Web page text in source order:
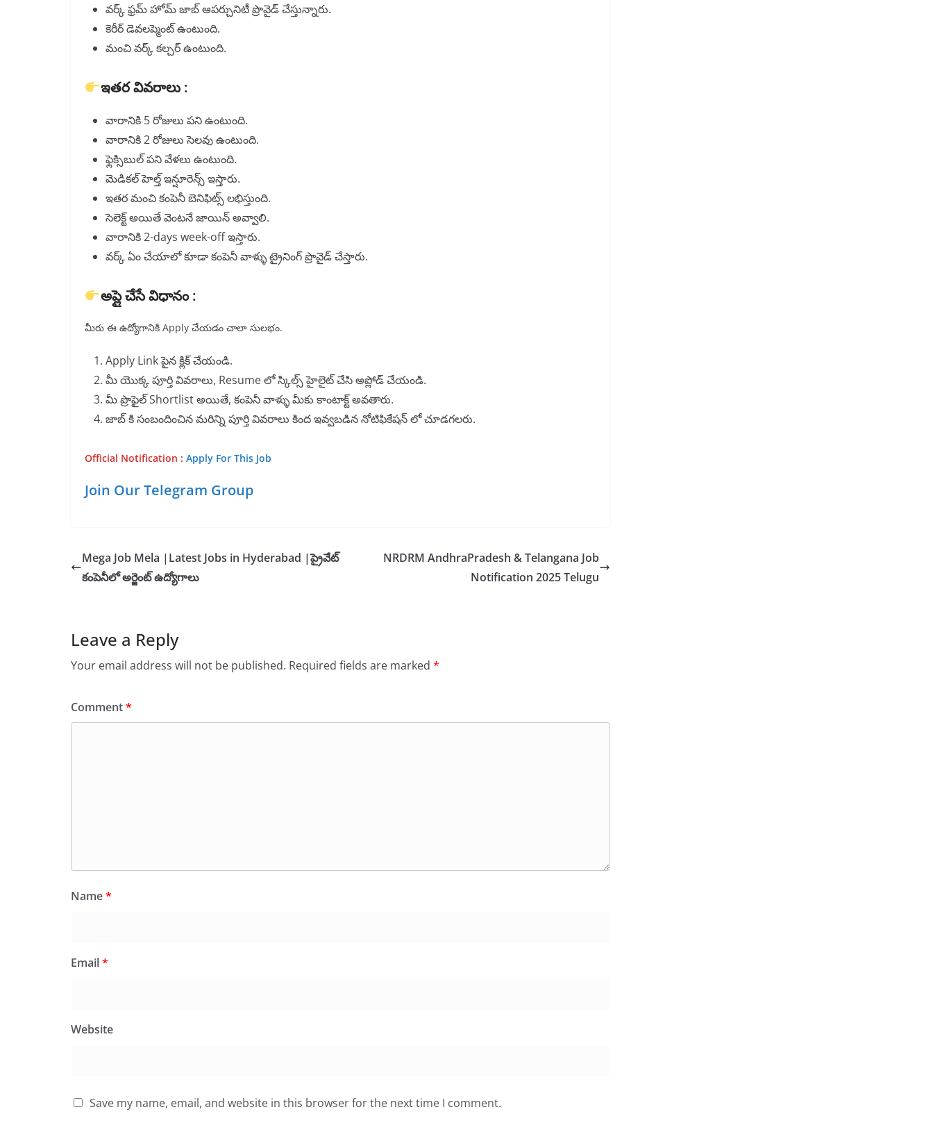
వర్క్ ఫ్రమ్ హోమ్ జాబ్ ఆపర్చునిటీ ప్రొవైడ్ చేస్తున్నారు.
కెరీర్ డెవలప్మెంట్ ఉంటుంది.
మంచి వర్క్ కల్చర్ ఉంటుంది.
ఇతర వివరాలు :
వారానికి 5 రోజులు పని ఉంటుంది.
వారానికి 2 రోజులు సెలవు ఉంటుంది.
ఫ్లెక్సిబుల్ పని వేళలు ఉంటుంది.
మెడికల్ హెల్త్ ఇన్షూరెన్స్ ఇస్తారు.
ఇతర మంచి కంపెనీ బెనిఫిట్స్ లభిస్తుంది.
సెలెక్ట్ అయితే వెంటనే జాయిన్ అవ్వాలి.
వారానికి 2-days week-off ఇస్తారు.
వర్క్ ఏం చేయాలో కూడా కంపెనీ వాళ్ళు ట్రైనింగ్ ప్రొవైడ్ చేస్తారు.
అప్లై చేసే విధానం :
మీరు ఈ ఉద్యోగానికి Apply చేయడం చాలా సులభం.
Apply Link పైన క్లిక్ చేయండి.
మీ యొక్క పూర్తి వివరాలు, Resume లో స్కిల్స్ హైలైట్ చేసి అప్లోడ్ చేయండి.
మీ ప్రొఫైల్ Shortlist అయితే, కంపెనీ వాళ్ళు మీకు కాంటాక్ట్ అవతారు.
జాబ్ కి సంబందించిన మరిన్ని పూర్తి వివరాలు కింద ఇవ్వబడిన నోటిఫికేషన్ లో చూడగలరు.
Official Notification : Apply For This Job
Join Our Telegram Group
Mega Job Mela |Latest Jobs in Hyderabad |ప్రైవేట్
కంపెనీలో అర్జెంట్ ఉద్యోగాలు
NRDRM AndhraPradesh & Telangana Job
Notification 2025 Telugu
Leave a Reply
Your email address will not be published. Required fields are marked *
Comment*
Name*
Email*
Website
Save my name, email, and website in this browser for the next time I comment.